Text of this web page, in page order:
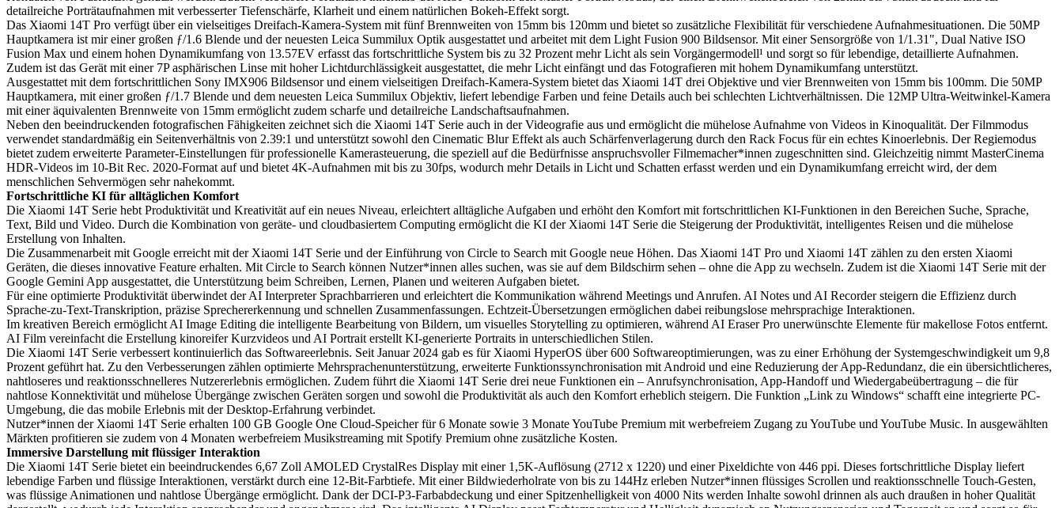
detailreiche Porträtaufnahmen mit verbesserter Tiefenschärfe, Klarheit und einem natürlichen Bokeh-Effekt sorgt.
Das Xiaomi 14T Pro verfügt über ein vielseitiges Dreifach-Kamera-System mit fünf Brennweiten von 15mm bis 120mm und bietet so zusätzliche Flexibilität für verschiedene Aufnahmesituationen. Die 50MP
Hauptkamera ist mir einer großen ƒ/1.6 Blende und der neuesten Leica Summilux Optik ausgestattet und arbeitet mit dem Light Fusion 900 Bildsensor. Mit einer Sensorgröße von 1/1.31", Dual Native ISO
Fusion Max und einem hohen Dynamikumfang von 13.57EV erfasst das fortschrittliche System bis zu 32 Prozent mehr Licht als sein Vorgängermodell¹ und sorgt so für lebendige, detaillierte Aufnahmen.
Zudem ist das Gerät mit einer 7P asphärischen Linse mit hoher Lichtdurchlässigkeit ausgestattet, die mehr Licht einfängt und das Fotografieren mit hohem Dynamikumfang unterstützt.
Ausgestattet mit dem fortschrittlichen Sony IMX906 Bildsensor und einem vielseitigen Dreifach-Kamera-System bietet das Xiaomi 14T drei Objektive und vier Brennweiten von 15mm bis 100mm. Die 50MP
Hauptkamera, mit einer großen ƒ/1.7 Blende und dem neuesten Leica Summilux Objektiv, liefert lebendige Farben und feine Details auch bei schlechten Lichtverhältnissen. Die 12MP Ultra-Weitwinkel-Kamera
mit einer äquivalenten Brennweite von 15mm ermöglicht zudem scharfe und detailreiche Landschaftsaufnahmen.
Neben den beeindruckenden fotografischen Fähigkeiten zeichnet sich die Xiaomi 14T Serie auch in der Videografie aus und ermöglicht die mühelose Aufnahme von Videos in Kinoqualität. Der Filmmodus
verwendet standardmäßig ein Seitenverhältnis von 2.39:1 und unterstützt sowohl den Cinematic Blur Effekt als auch Schärfenverlagerung durch den Rack Focus für ein echtes Kinoerlebnis. Der Regiemodus
bietet zudem erweiterte Parameter-Einstellungen für professionelle Kamerasteuerung, die speziell auf die Bedürfnisse anspruchsvoller Filmemacher*innen zugeschnitten sind. Gleichzeitig nimmt MasterCinema
HDR-Videos im 10-Bit Rec. 2020-Format auf und bietet 4K-Aufnahmen mit bis zu 30fps, wodurch mehr Details in Licht und Schatten erfasst werden und ein Dynamikumfang erreicht wird, der dem
menschlichen Sehvermögen sehr nahekommt.
Fortschrittliche KI für alltäglichen Komfort
Die Xiaomi 14T Serie hebt Produktivität und Kreativität auf ein neues Niveau, erleichtert alltägliche Aufgaben und erhöht den Komfort mit fortschrittlichen KI-Funktionen in den Bereichen Suche, Sprache,
Text, Bild und Video. Durch die Kombination von geräte- und cloudbasiertem Computing ermöglicht die KI der Xiaomi 14T Serie die Steigerung der Produktivität, intelligentes Reisen und die mühelose
Erstellung von Inhalten.
Die Zusammenarbeit mit Google erreicht mit der Xiaomi 14T Serie und der Einführung von Circle to Search mit Google neue Höhen. Das Xiaomi 14T Pro und Xiaomi 14T zählen zu den ersten Xiaomi
Geräten, die dieses innovative Feature erhalten. Mit Circle to Search können Nutzer*innen alles suchen, was sie auf dem Bildschirm sehen – ohne die App zu wechseln. Zudem ist die Xiaomi 14T Serie mit der
Google Gemini App ausgestattet, die Unterstützung beim Schreiben, Lernen, Planen und weiteren Aufgaben bietet.
Für eine optimierte Produktivität überwindet der AI Interpreter Sprachbarrieren und erleichtert die Kommunikation während Meetings und Anrufen. AI Notes und AI Recorder steigern die Effizienz durch
Sprache-zu-Text-Transkription, präzise Sprechererkennung und schnellen Zusammenfassungen. Echtzeit-Übersetzungen ermöglichen dabei reibungslose mehrsprachige Interaktionen.
Im kreativen Bereich ermöglicht AI Image Editing die intelligente Bearbeitung von Bildern, um visuelles Storytelling zu optimieren, während AI Eraser Pro unerwünschte Elemente für makellose Fotos entfernt.
AI Film vereinfacht die Erstellung kinoreifer Kurzvideos und AI Portrait erstellt KI-generierte Portraits in unterschiedlichen Stilen.
Die Xiaomi 14T Serie verbessert kontinuierlich das Softwareerlebnis. Seit Januar 2024 gab es für Xiaomi HyperOS über 600 Softwareoptimierungen, was zu einer Erhöhung der Systemgeschwindigkeit um 9,8
Prozent geführt hat. Zu den Verbesserungen zählen optimierte Mehrsprachenunterstützung, erweiterte Funktionssynchronisation mit Android und eine Reduzierung der App-Redundanz, die ein übersichtlicheres,
nahtloseres und reaktionsschnelleres Nutzererlebnis ermöglichen. Zudem führt die Xiaomi 14T Serie drei neue Funktionen ein – Anrufsynchronisation, App-Handoff und Wiedergabeübertragung – die für
nahtlose Konnektivität und mühelose Übergänge zwischen Geräten sorgen und sowohl die Produktivität als auch den Komfort erheblich steigern. Die Funktion „Link zu Windows“ schafft eine integrierte PC-
Umgebung, die das mobile Erlebnis mit der Desktop-Erfahrung verbindet.
Nutzer*innen der Xiaomi 14T Serie erhalten 100 GB Google One Cloud-Speicher für 6 Monate sowie 3 Monate YouTube Premium mit werbefreiem Zugang zu YouTube und YouTube Music. In ausgewählten
Märkten profitieren sie zudem von 4 Monaten werbefreiem Musikstreaming mit Spotify Premium ohne zusätzliche Kosten.
Immersive Darstellung mit flüssiger Interaktion
Die Xiaomi 14T Serie bietet ein beeindruckendes 6,67 Zoll AMOLED CrystalRes Display mit einer 1,5K-Auflösung (2712 x 1220) und einer Pixeldichte von 446 ppi. Dieses fortschrittliche Display liefert
lebendige Farben und flüssige Interaktionen, verstärkt durch eine 12-Bit-Farbtiefe. Mit einer Bildwiederholrate von bis zu 144Hz erleben Nutzer*innen flüssiges Scrollen und reaktionsschnelle Touch-Gesten,
was flüssige Animationen und nahtlose Übergänge ermöglicht. Dank der DCI-P3-Farbabdeckung und einer Spitzenhelligkeit von 4000 Nits werden Inhalte sowohl drinnen als auch draußen in hoher Qualität